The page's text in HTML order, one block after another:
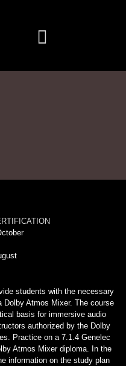
students with the necessary
Atmos Mixer. The course
basis for immersive audio
authorized by the Dolby
Practice on a 7.1.4 Genelec
Atmos Mixer diploma. In the
information on the study plan